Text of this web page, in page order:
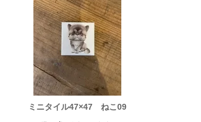
ミニタイル47×47 ねこ09